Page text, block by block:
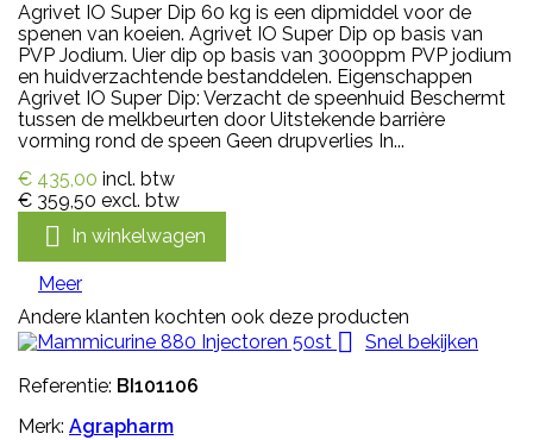
Agrivet IO Super Dip 60 kg is een dipmiddel voor de
spenen van koeien. Agrivet IO Super Dip op basis van
PVP Jodium. Uier dip op basis van 3000ppm PVP jodium
en huidverzachtende bestanddelen. Eigenschappen
Agrivet IO Super Dip: Verzacht de speenhuid Beschermt
tussen de melkbeurten door Uitstekende barrière
vorming rond de speen Geen drupverlies In...
€ 435,00 incl. btw
€ 359,50 excl. btw
 In winkelwagen
Meer
Andere klanten kochten ook deze producten

Snel bekijken
Referentie: BI101106
Merk: Agrapharm